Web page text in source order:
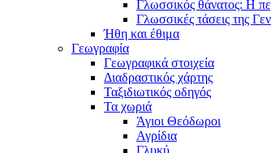
Γλωσσικός θάνατος: Η
Γλωσσικές τάσεις της
Ήθη και έθιμα
Γεωγραφία
Γεωγραφικά στοιχεία
Διαδραστικός χάρτης
Ταξιδιωτικός οδηγός
Τα χωριά
Άγιοι Θεόδωροι
Αγρίδια
Γλυκύ